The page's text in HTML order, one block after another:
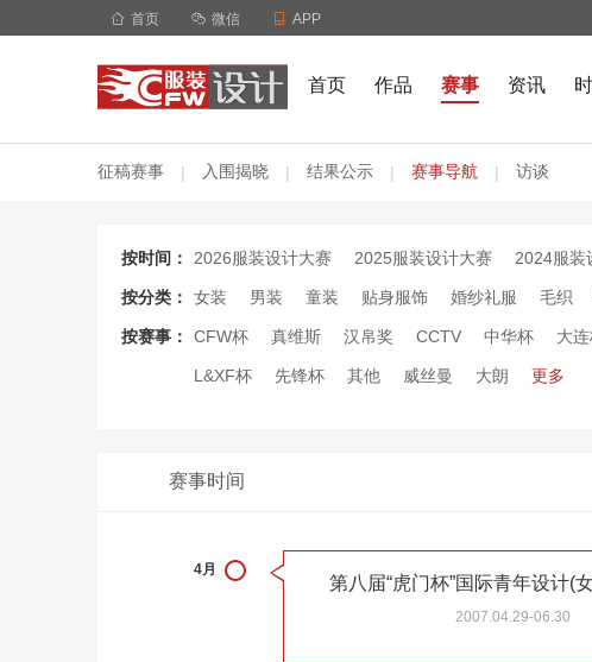
 首页  微信  APP
首页 作品 赛事 资讯
征稿赛事 | 入围揭晓 | 结果公示 | 赛事导航 | 访谈
按时间： 2026服装设计大赛 2025服装设计大赛 2024服装
按分类： 女装 男装 童装 贴身服饰 婚纱礼服 毛织
按赛事： CFW杯 真维斯 汉帛奖 CCTV 中华杯 大
L&XF杯 先锋杯 其他 威丝曼 大朗 更多
赛事时间
4月
第八届“虎门杯”国际青年设计(
2007.04.29-06.30